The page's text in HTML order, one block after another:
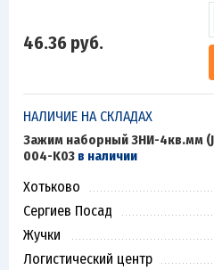
46.36 руб.
НАЛИЧИЕ НА СКЛАДАХ
Зажим наборный ЗНИ-4кв.мм
004-K03 в наличии
Хотьково
Сергиев Посад
Жучки
Логистический центр